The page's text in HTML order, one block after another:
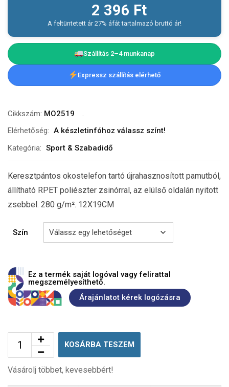
2 396 Ft
A feltüntetett ár 27% áfát tartalmazó bruttó ár!
Szállítás 2–4 munkanap
Expressz szállítás elérhető
Cikkszám: MO2519
Elérhetőség: A készletinfóhoz válassz színt!
Kategória: Sport & Szabadidő
Keresztpántos okostelefon tartó újrahasznosított pamutból,
állítható RPET poliészter zsinórral, az elülső oldalán nyitott
zsebbel. 280 g/m². 12X19CM
Szín
Ez a termék saját logóval vagy felirattal
megszemélyesíthető.
Árajánlatot kérek logózásra
KOSÁRBA TESZEM
Vásárolj többet, kevesebbért!